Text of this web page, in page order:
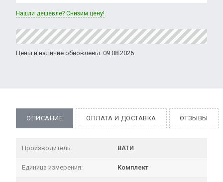
Нашли дешевле? Снизим цену!
Цены и наличие обновлены: 09.08.2026
ОПИСАНИЕ ОПЛАТА И ДОСТАВКА ОТЗЫВЫ
Производитель: ВАТИ
Единица измерения: Комплект